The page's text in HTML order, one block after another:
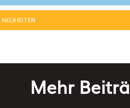
NEUHEITEN
Mehr